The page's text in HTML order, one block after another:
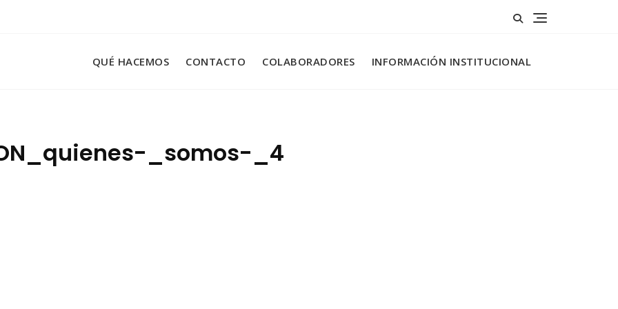
QUÉ HACEMOS
CONTACTO COLABORADORES INFORMACIÓN INSTITUCIONAL
_somos-_4